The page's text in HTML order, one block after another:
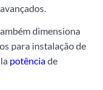
dimensiona
para instalação de
potência de